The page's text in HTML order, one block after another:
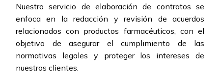
Nuestro servicio de elaboración de contratos se
enfoca en la redacción y revisión de acuerdos
relacionados con productos farmacéuticos, con el
objetivo de asegurar el cumplimiento de las
normativas legales y proteger los intereses de
nuestros clientes.